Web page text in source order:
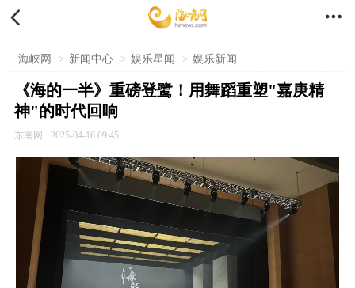
 
海峡网 > 新闻中心 > 娱乐星闻 > 娱乐新闻
《海的一半》重磅登鹭！用舞蹈重塑"嘉庚精
神"的时代回响
东南网 2025-04-16 09:45